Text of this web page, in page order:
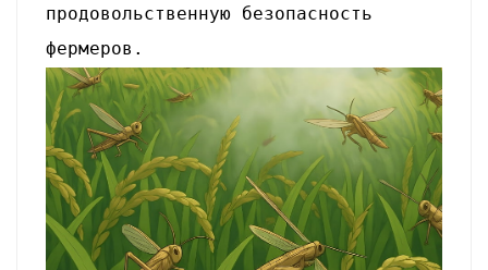
продовольственную безопасность
фермеров.